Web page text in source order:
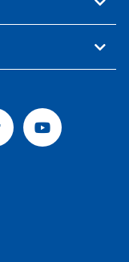
Tiktok Youtube